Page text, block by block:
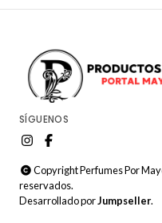
SÍGUENOS
Copyright Perfumes Por
reservados.
Desarrollado porJumpseller.